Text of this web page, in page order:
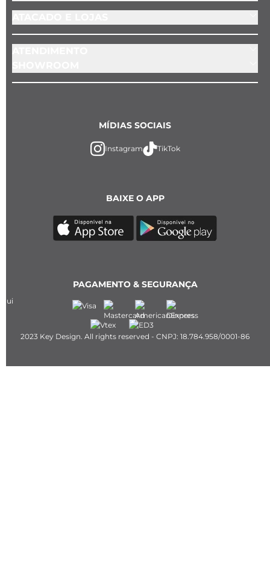
BAIXE O APP
MÍDIAS SOCIAIS
Instagram TikTok
PAGAMENTO & SEGURANÇA
2023 Key Design. All rights reserved - CNPJ: 18.784.958/0001-86